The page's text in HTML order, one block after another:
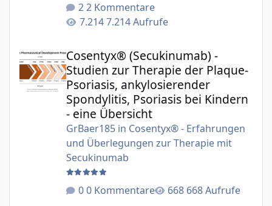
2 Kommentare
7.214 Aufrufe
Cosentyx® (Secukinumab) -
Studien zur Therapie der Plaque-
Psoriasis, ankylosierender
Spondylitis, Psoriasis bei Kindern
- eine Übersicht
GrBaer185in Cosentyx® - Erfahrungen
und Überlegungen zur Therapie mit
Secukinumab
0 Kommentare
668 Aufrufe